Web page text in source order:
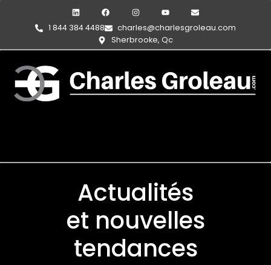
1 844 384 4488
charles@charlesgroleau.com
Sherbrooke, Qc
Actualités
et nouvelles
tendances